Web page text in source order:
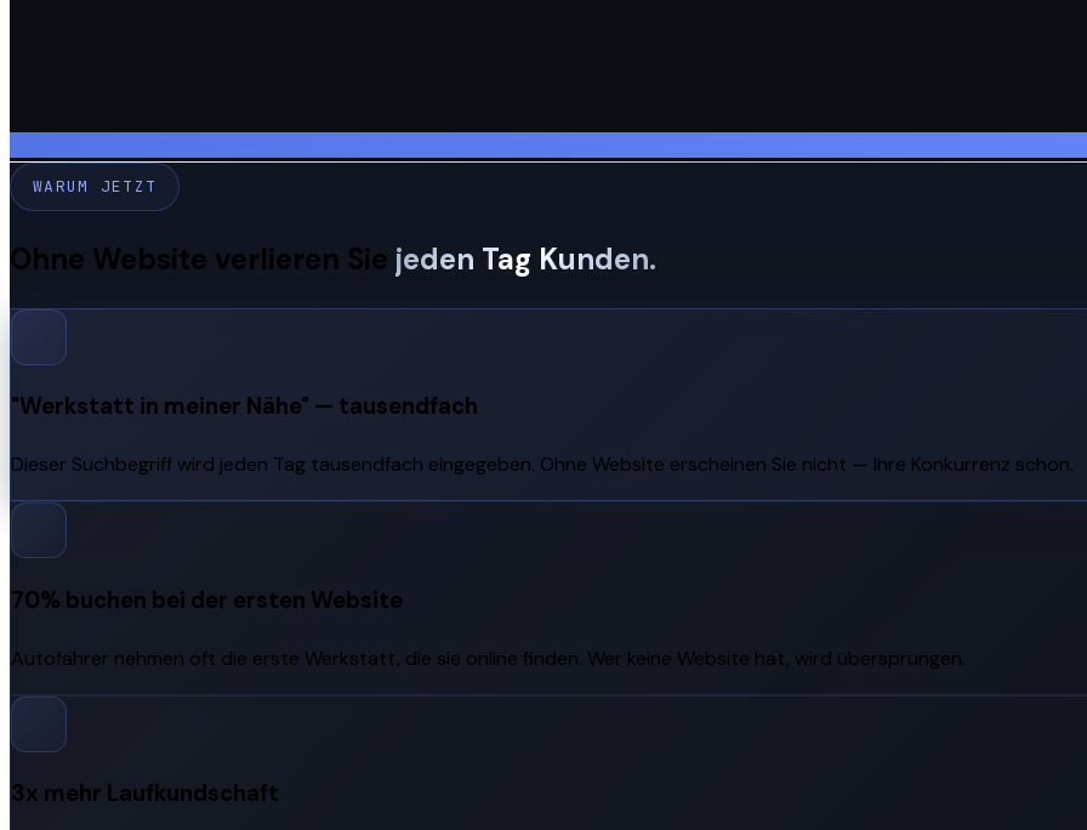
WARUM JETZT
Ohne Website verlieren Sie jeden Tag Kunden.
"Werkstatt in meiner Nähe" — tausendfach
Dieser Suchbegriff wird jeden Tag tausendfach eingegeben. Ohne Website erscheinen Sie nicht — Ihre Konkurrenz schon.
70% buchen bei der ersten Website
Autofahrer nehmen oft die erste Werkstatt, die sie online finden. Wer keine Website hat, wird übersprungen.
3x mehr Laufkundschaft